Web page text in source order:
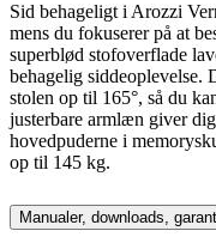
Sid behageligt i Arozzi
mens du fokuserer på at
superblød stofoverflade
behagelig siddeoplevelse.
stolen op til 165°, så du
justerbare armlæn giver
hovedpuderne i
op til 145 kg.
Manualer, downloads,